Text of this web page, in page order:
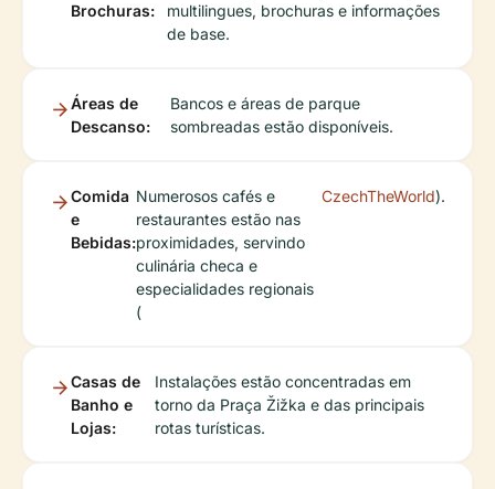
Brochuras:
multilingues, brochuras e informações
de base.
Áreas de
Descanso:
Bancos e áreas de parque
sombreadas estão disponíveis.
Comida
e
Bebidas:
Numerosos cafés e
restaurantes estão nas
proximidades, servindo
culinária checa e
especialidades regionais
(
CzechTheWorld).
Casas de
Banho e
Lojas:
Instalações estão concentradas em
torno da Praça Žižka e das principais
rotas turísticas.